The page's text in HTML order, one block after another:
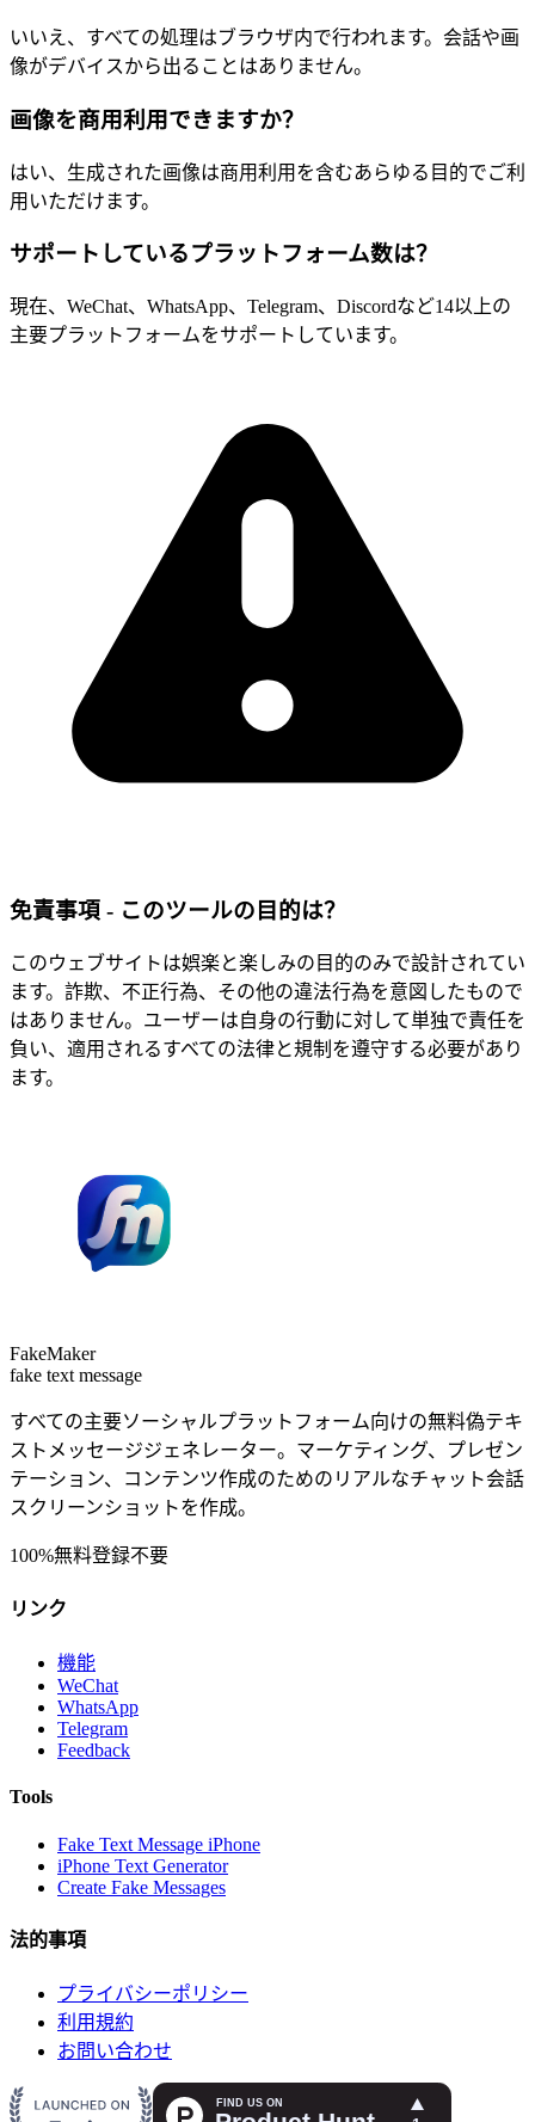
いいえ、すべての処理はブラウザ内で行われます。会話や画
像がデバイスから出ることはありません。
画像を商用利用できますか？
はい、生成された画像は商用利用を含むあらゆる目的でご利
用いただけます。
サポートしているプラットフォーム数は？
現在、WeChat、WhatsApp、Telegram、Discordなど14以上の
主要プラットフォームをサポートしています。
免責事項 - このツールの目的は？
このウェブサイトは娯楽と楽しみの目的のみで設計されてい
ます。詐欺、不正行為、その他の違法行為を意図したもので
はありません。ユーザーは自身の行動に対して単独で責任を
負い、適用されるすべての法律と規制を遵守する必要があり
ます。
FakeMaker
fake text message
すべての主要ソーシャルプラットフォーム向けの無料偽テキ
ストメッセージジェネレーター。マーケティング、プレゼン
テーション、コンテンツ作成のためのリアルなチャット会話
スクリーンショットを作成。
100%無料登録不要
リンク
機能
WeChat
WhatsApp
Telegram
Feedback
Tools
Fake Text Message iPhone
iPhone Text Generator
Create Fake Messages
法的事項
プライバシーポリシー
利用規約
お問い合わせ